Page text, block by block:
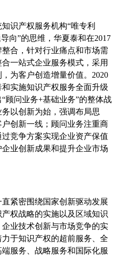
识产权服务机构“唯专利
向”的思维，华夏泰和在2017
合，针对行业痛点和市场需
一站式企业服务模式，采用
为客户创造增量价值。2020
实施知识产权服务全面升级
顾问业务+基础业务”的整体战
以创新为始，强调布局思
创新一线；顾问业务注重商
过竞争方案实现企业资产保值
业创新成果和提升企业市场
紧密围绕国家创新驱动发展
权战略的实施以及区域知识
企业技术创新与市场竞争的实
力于知识产权的超前服务、全
服务、战略服务和国际化服